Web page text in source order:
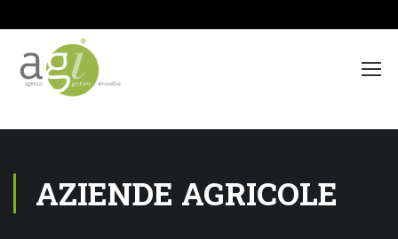
AZIENDE AGRICOLE